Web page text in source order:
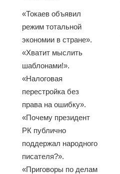
«Токаев объявил
режим тотальной
экономии в стране».
«Хватит мыслить
шаблонами!».
«Налоговая
перестройка без
права на ошибку».
«Почему президент
РК публично
поддержал народного
писателя?».
«Приговоры по делам